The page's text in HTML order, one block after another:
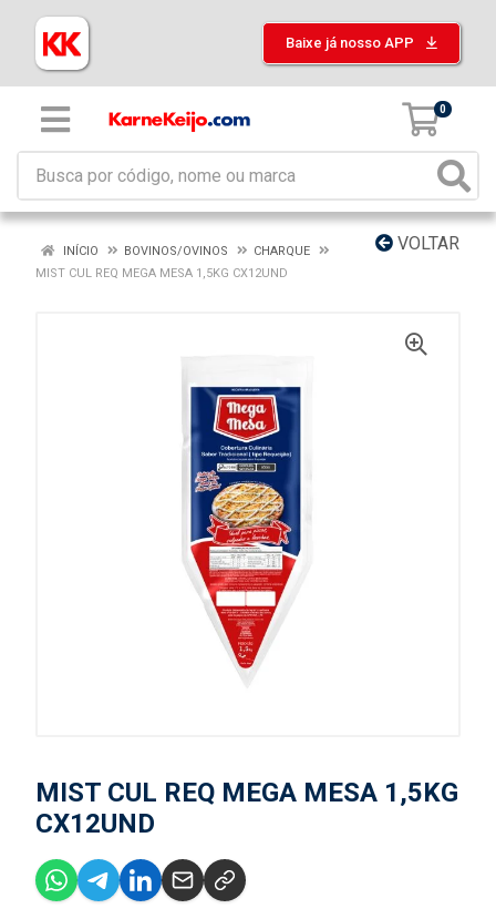
Baixe já nosso APP
0
VOLTAR
INÍCIO BOVINOS/OVINOS
CHARQUE
MIST CUL REQ MEGA MESA 1,5KG CX12UND
MIST CUL REQ MEGA MESA 1,5KG
CX12UND